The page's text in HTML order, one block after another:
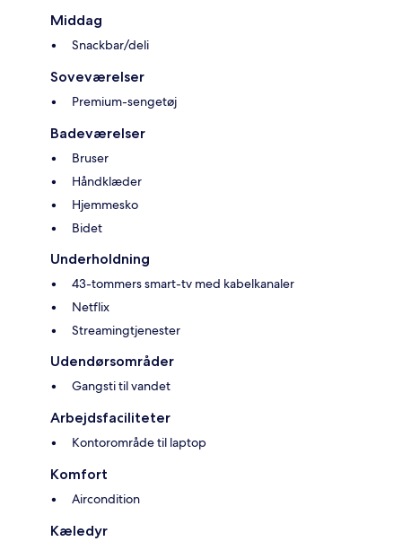
Middag
Snackbar/deli
Soveværelser
Premium-sengetøj
Badeværelser
Bruser
Håndklæder
Hjemmesko
Bidet
Underholdning
43-tommers smart-tv med kabelkanaler
Netflix
Streamingtjenester
Udendørsområder
Gangsti til vandet
Arbejdsfaciliteter
Kontorområde til laptop
Komfort
Aircondition
Kæledyr